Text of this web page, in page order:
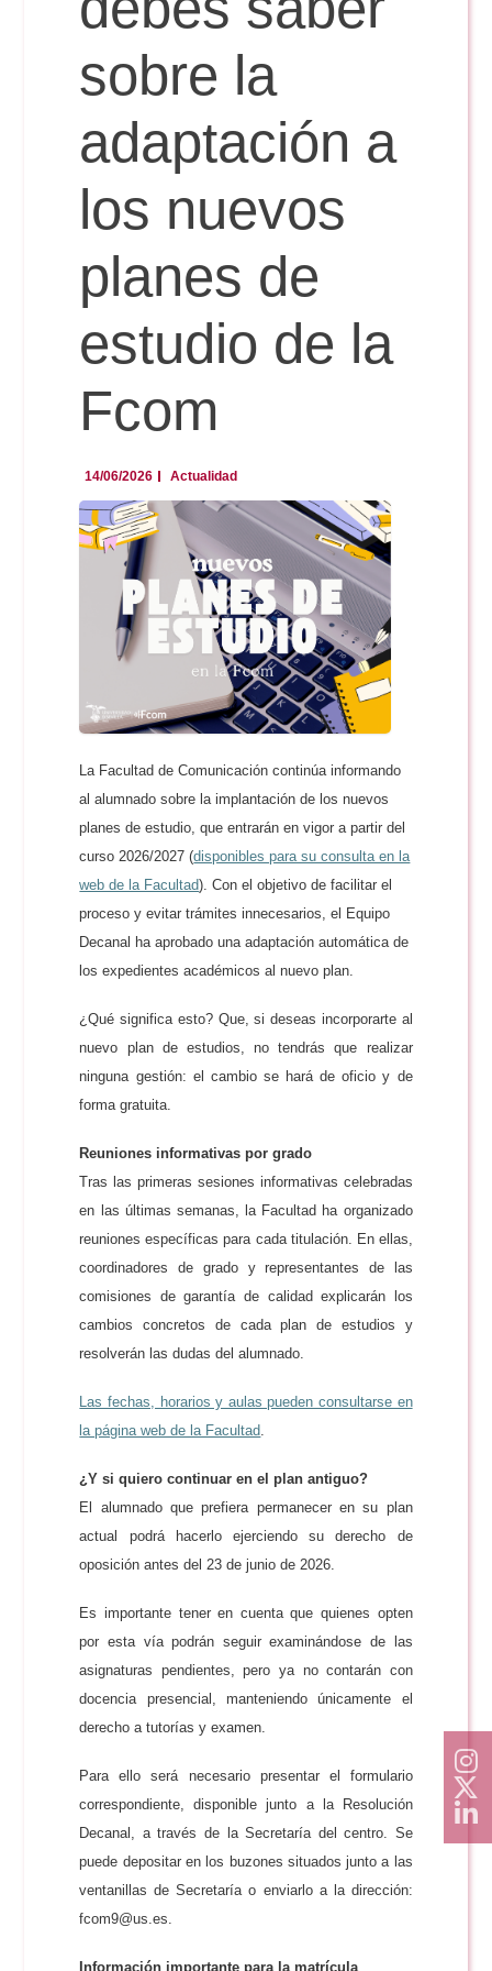
Comunicación Audiovisual
Doble Grado PER/CAV
#YoPractico
Boletines
sobre la
adaptación a
los nuevos
planes de
estudio de la
Fcom
14/06/2026 Actualidad
La Facultad de Comunicación continúa informando
al alumnado sobre la implantación de los nuevos
planes de estudio, que entrarán en vigor a partir del
curso 2026/2027 (disponibles para su consulta en la
web de la Facultad). Con el objetivo de facilitar el
proceso y evitar trámites innecesarios, el Equipo
Decanal ha aprobado una adaptación automática de
los expedientes académicos al nuevo plan.
¿Qué significa esto? Que, si deseas incorporarte al
nuevo plan de estudios, no tendrás que realizar
ninguna gestión: el cambio se hará de oficio y de
forma gratuita.
Reuniones informativas por grado
Tras las primeras sesiones informativas celebradas
en las últimas semanas, la Facultad ha organizado
reuniones específicas para cada titulación. En ellas,
coordinadores de grado y representantes de las
comisiones de garantía de calidad explicarán los
cambios concretos de cada plan de estudios y
resolverán las dudas del alumnado.
Las fechas, horarios y aulas pueden consultarse en
la página web de la Facultad.
¿Y si quiero continuar en el plan antiguo?
El alumnado que prefiera permanecer en su plan
actual podrá hacerlo ejerciendo su derecho de
oposición antes del 23 de junio de 2026.
Es importante tener en cuenta que quienes opten
por esta vía podrán seguir examinándose de las
asignaturas pendientes, pero ya no contarán con
docencia presencial, manteniendo únicamente el
derecho a tutorías y examen.
Para ello será necesario presentar el formulario
correspondiente, disponible junto a la Resolución
Decanal, a través de la Secretaría del centro. Se
puede depositar en los buzones situados junto a las
ventanillas de Secretaría o enviarlo a la dirección:
fcom9@us.es.
Información importante para la matrícula